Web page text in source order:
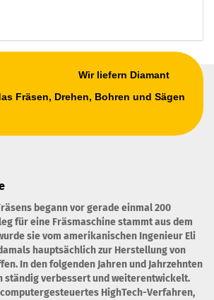
Wir liefern Diamant
Fräsen, Drehen, Bohren und Sägen
begann vor gerade einmal 200
für eine Fräsmaschine stammt aus dem
sie vom amerikanischen Ingenieur Eli
hauptsächlich zur Herstellung von
In den folgenden Jahren und Jahrzehnten
ständig verbessert und weiterentwickelt.
HighTech-Verfahren,